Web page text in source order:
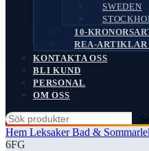
SWEDEN
10-
REA-ARTIKLAR
KONTAKTA OSS
BLI KUND
PERSONAL
OM OSS
Hem LeksakerBad &
6FG